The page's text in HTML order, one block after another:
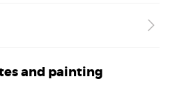
and painting